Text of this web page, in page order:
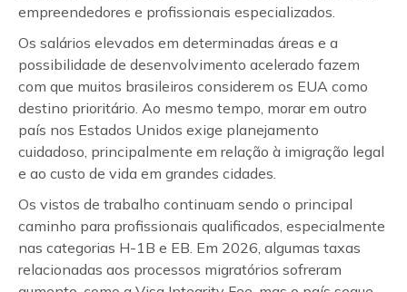
empreendedores e profissionais especializados.
Os salários elevados em determinadas áreas e a
possibilidade de desenvolvimento acelerado fazem
com que muitos brasileiros considerem os EUA como
destino prioritário. Ao mesmo tempo, morar em outro
país nos Estados Unidos exige planejamento
cuidadoso, principalmente em relação à imigração legal
e ao custo de vida em grandes cidades.
Os vistos de trabalho continuam sendo o principal
caminho para profissionais qualificados, especialmente
nas categorias H-1B e EB. Em 2026, algumas taxas
relacionadas aos processos migratórios sofreram